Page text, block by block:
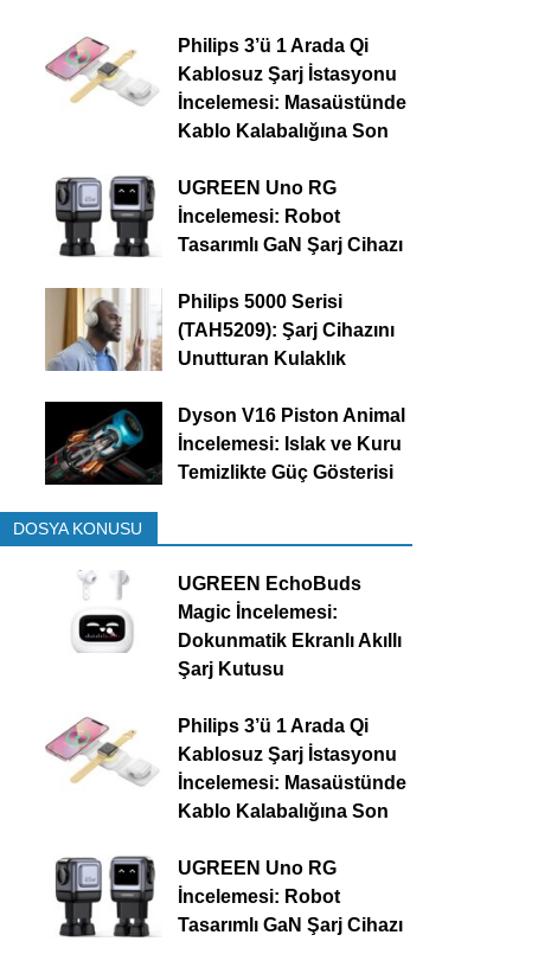
Philips 3’ü 1 Arada Qi
Kablosuz Şarj İstasyonu
İncelemesi: Masaüstünde
Kablo Kalabalığına Son
UGREEN Uno RG
İncelemesi: Robot
Tasarımlı GaN Şarj Cihazı
Philips 5000 Serisi
(TAH5209): Şarj Cihazını
Unutturan Kulaklık
Dyson V16 Piston Animal
İncelemesi: Islak ve Kuru
Temizlikte Güç Gösterisi
DOSYA KONUSU
UGREEN EchoBuds
Magic İncelemesi:
Dokunmatik Ekranlı Akıllı
Şarj Kutusu
Philips 3’ü 1 Arada Qi
Kablosuz Şarj İstasyonu
İncelemesi: Masaüstünde
Kablo Kalabalığına Son
UGREEN Uno RG
İncelemesi: Robot
Tasarımlı GaN Şarj Cihazı